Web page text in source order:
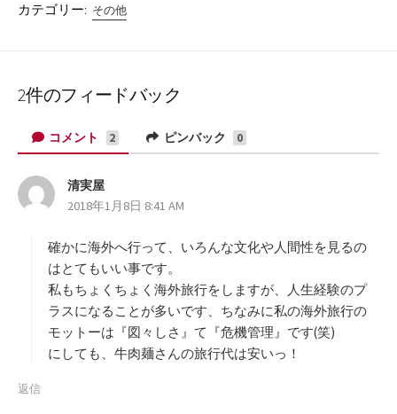
カテゴリー: その他
2件のフィードバック
コメント 2 ピンバック 0
清実屋
り
2018年1月8日 8:41 AM
確かに海外へ行って、いろんな文化や人間性を見るの
はとてもいい事です。
私もちょくちょく海外旅行をしますが、人生経験のプ
ラスになることが多いです、ちなみに私の海外旅行の
モットーは『図々しさ』て『危機管理』です(笑)
にしても、牛肉麺さんの旅行代は安いっ！
返信